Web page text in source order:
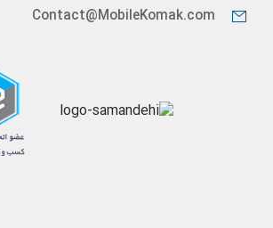
Contact@MobileKomak.com